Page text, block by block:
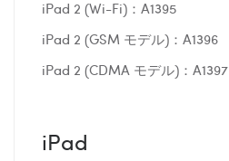
iPad 2 (Wi-Fi)：A1395
iPad 2 (GSM モデル)：A1396
iPad 2 (CDMA モデル)：A1397
iPad